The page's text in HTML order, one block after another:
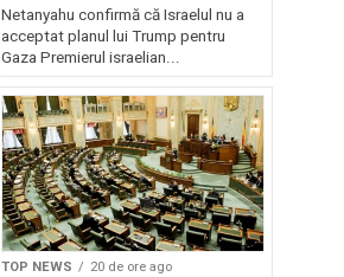
Netanyahu confirmă că Israelul nu a
acceptat planul lui Trump pentru
Gaza Premierul israelian...
TOP NEWS 20 de ore ago